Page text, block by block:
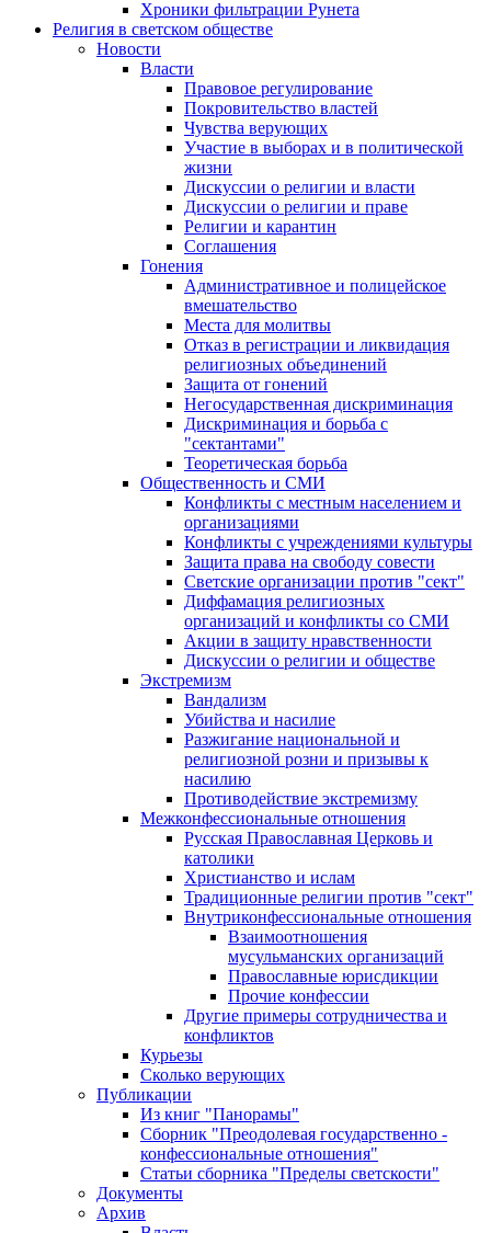
Хроники фильтрации Рунета
Религия в светском обществе
Новости
Власти
Правовое регулирование
Покровительство властей
Чувства верующих
Участие в выборах и в политической
жизни
Дискуссии о религии и власти
Дискуссии о религии и праве
Религии и карантин
Соглашения
Гонения
Административное и полицейское
вмешательство
Места для молитвы
Отказ в регистрации и ликвидация
религиозных объединений
Защита от гонений
Негосударственная дискриминация
Дискриминация и борьба с
"сектантами"
Теоретическая борьба
Общественность и СМИ
Конфликты с местным населением и
организациями
Конфликты с учреждениями культуры
Защита права на свободу совести
Светские организации против "сект"
Диффамация религиозных
организаций и конфликты со СМИ
Акции в защиту нравственности
Дискуссии о религии и обществе
Экстремизм
Вандализм
Убийства и насилие
Разжигание национальной и
религиозной розни и призывы к
насилию
Противодействие экстремизму
Межконфессиональные отношения
Русская Православная Церковь и
католики
Христианство и ислам
Традиционные религии против "сект"
Внутриконфессиональные отношения
Взаимоотношения
мусульманских организаций
Православные юрисдикции
Прочие конфессии
Другие примеры сотрудничества и
конфликтов
Курьезы
Сколько верующих
Публикации
Из книг "Панорамы"
Сборник "Преодолевая государственно -
конфессиональные отношения"
Статьи сборника "Пределы светскости"
Документы
Архив